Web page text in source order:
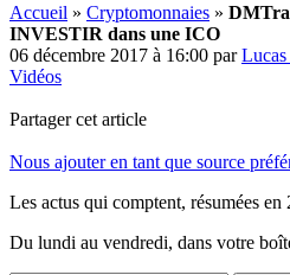
Accueil » Cryptomonnaies »
INVESTIR dans une ICO
06 décembre 2017 à 16:00 parLucas
Vidéos
Partager cet article
Nous ajouter en tant que source
Les actus qui comptent, résumées en
Du lundi au vendredi, dans votre